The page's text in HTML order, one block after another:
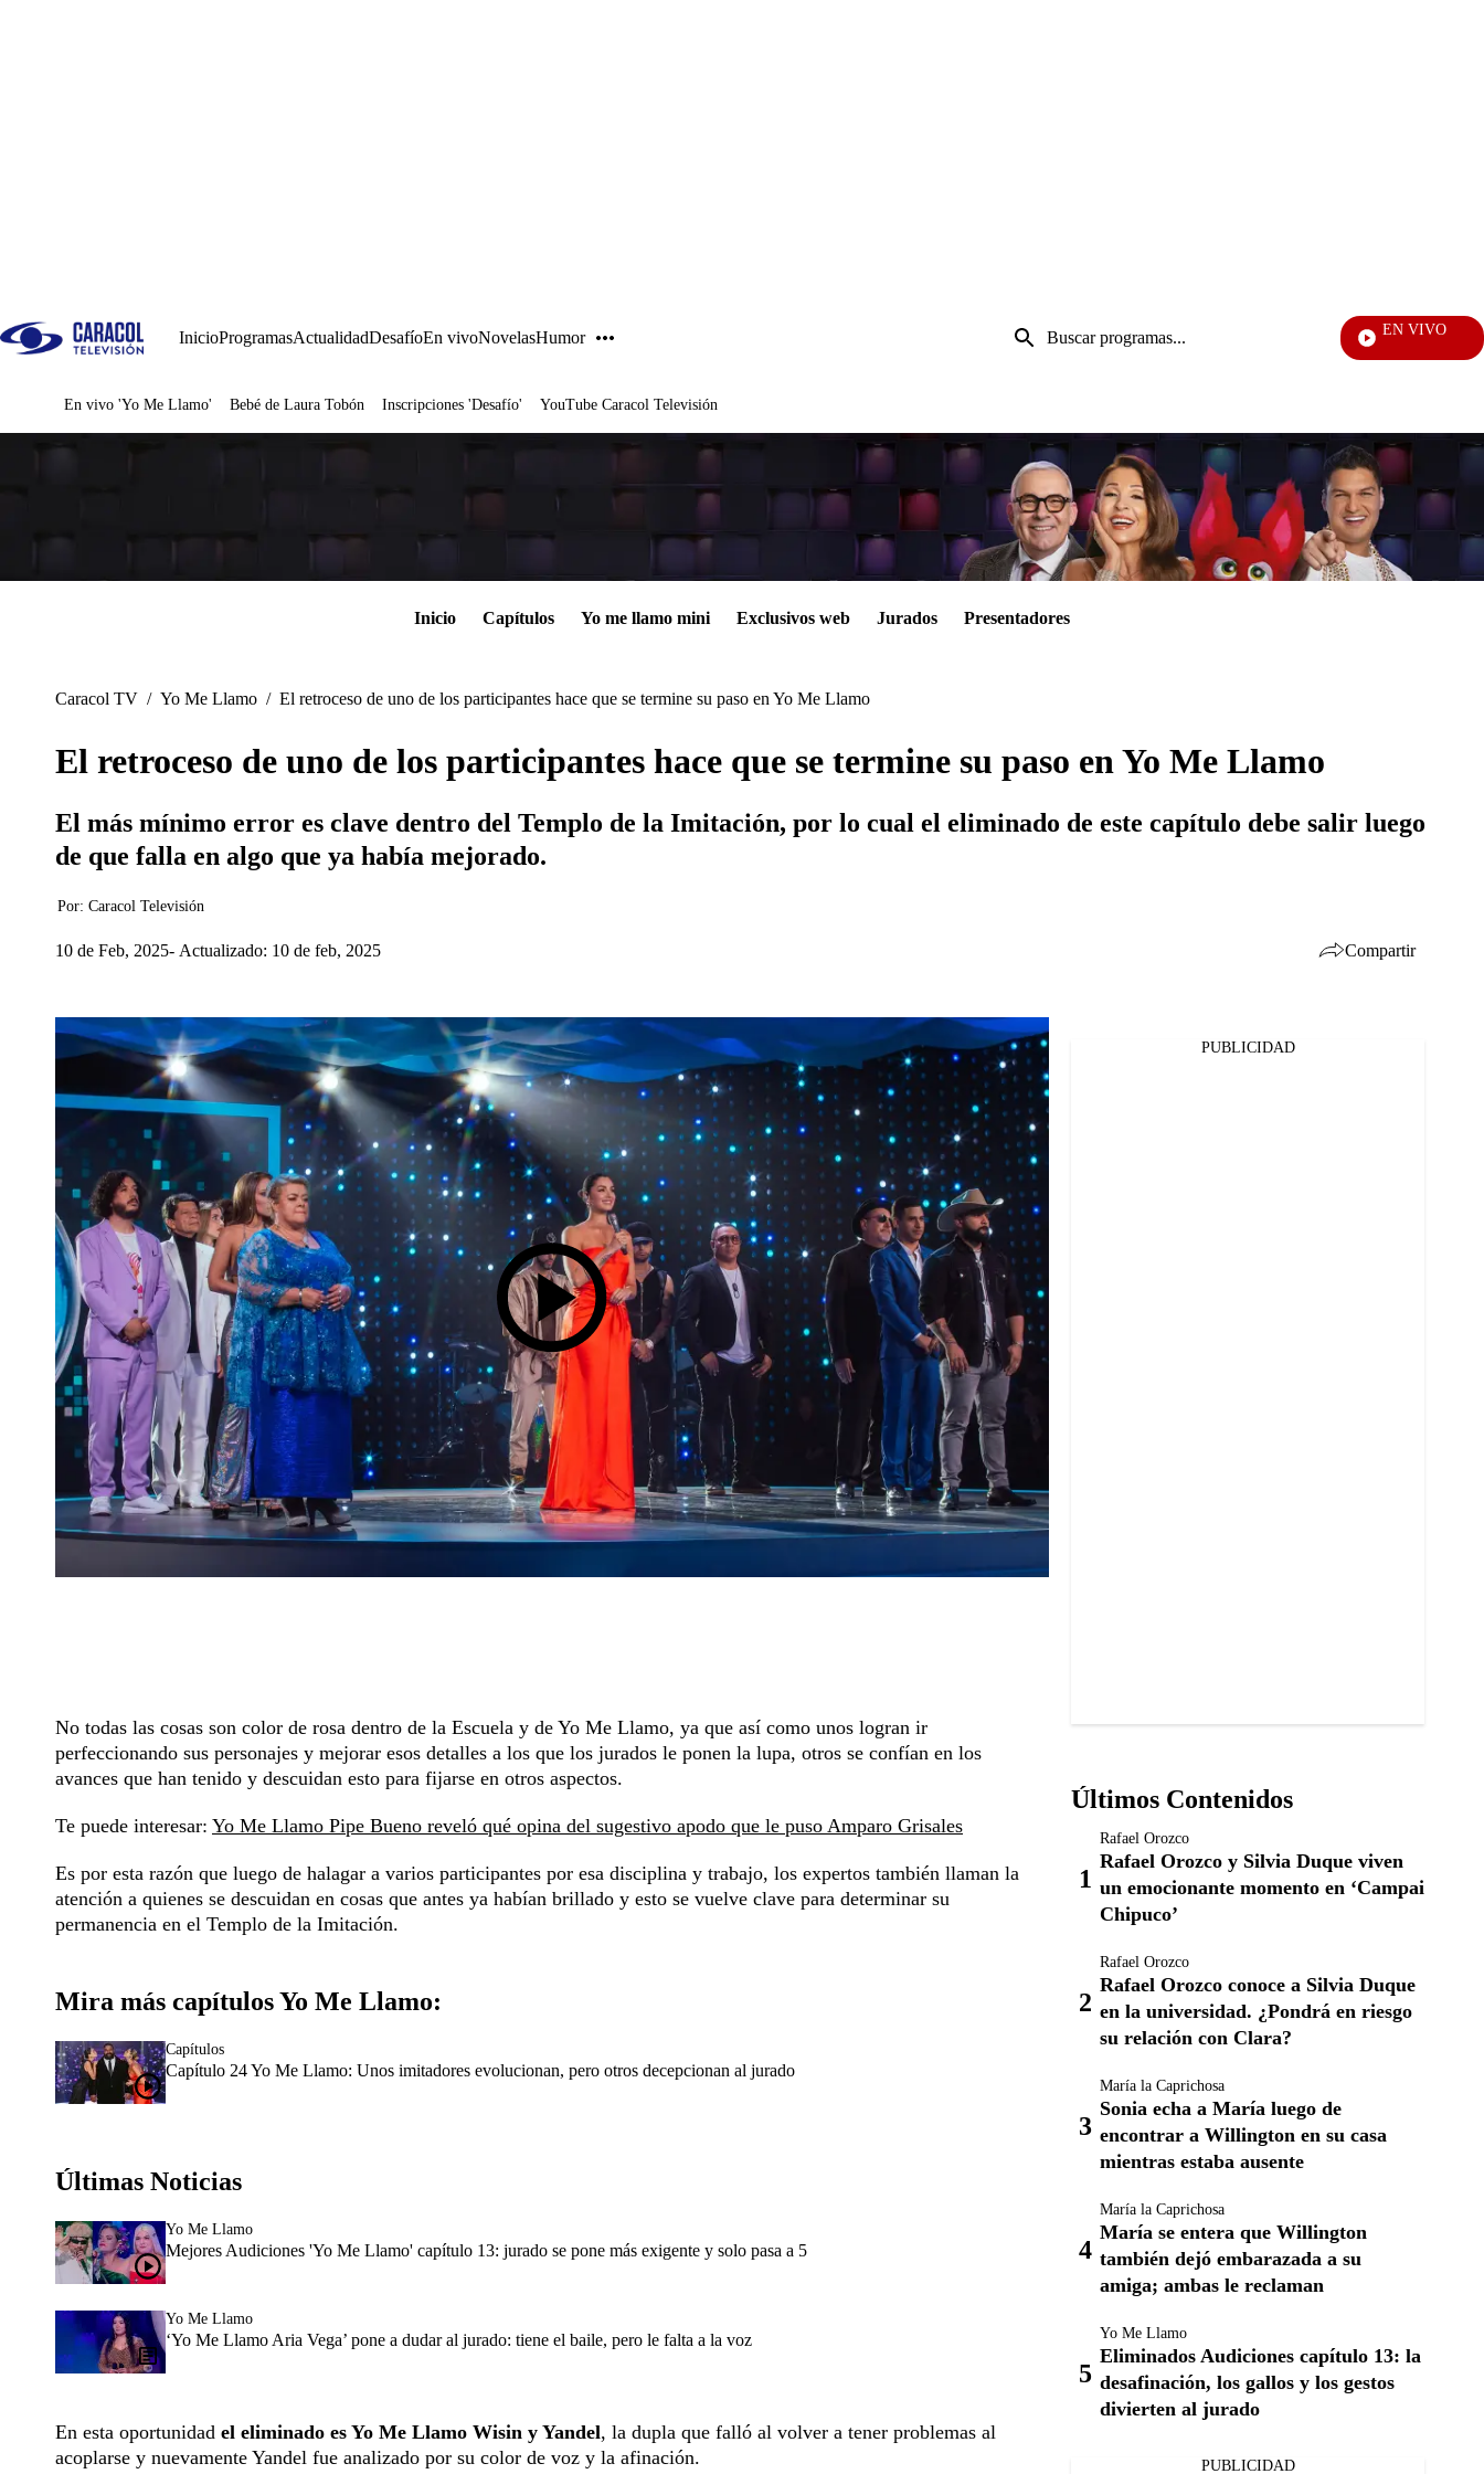
InicioProgramasActualidadDesafíoEn vivoNovelasHumor
Entrada
de
EN VIVO
Juegos
En vivo 'Yo Me Llamo' Bebé de Laura Tobón Inscripciones 'Desafío' YouTube Caracol Televisión
Inicio Capítulos Yo me llamo mini Exclusivos web Jurados Presentadores
Caracol TV / Yo Me Llamo / El retroceso de uno de los participantes hace que se termine su paso en Yo Me Llamo
El retroceso de uno de los participantes hace que se termine su paso en Yo Me Llamo
El más mínimo error es clave dentro del Templo de la Imitación, por lo cual el eliminado de este capítulo debe salir luego
de que falla en algo que ya había mejorado.
Por: Caracol Televisión
10 de Feb, 2025 Actualizado: 10 de feb, 2025 Compartir
Facebook
Twitter
Whatsapp
No todas las cosas son color de rosa dentro de la Escuela y de Yo Me Llamo, ya que así como unos logran ir
perfeccionando sus personajes y mejorar esos detalles a los que los jurados le ponen la lupa, otros se confían en los
avances que han tenido y descuidan esto para fijarse en otros aspectos.
Te puede interesar: Yo Me Llamo Pipe Bueno reveló qué opina del sugestivo apodo que le puso Amparo Grisales
Es por esta razón que luego de halagar a varios participantes por esa disciplina y trabajo, los expertos también llaman la
atención a quienes se descuidan en cosas que antes ya habían brillado y esto se vuelve clave para determinar su
permanencia en el Templo de la Imitación.
Mira más capítulos Yo Me Llamo:
Capítulos
Capítulo 24 Yo Me Llamo: Unos imitadores evolucionan, pero otros decepcionan al jurado
Últimas Noticias
Yo Me Llamo
Mejores Audiciones 'Yo Me Llamo' capítulo 13: jurado se pone más exigente y solo pasa a 5
Yo Me Llamo
‘Yo Me Llamo Aria Vega’ pone a dudar al jurado: tiene el baile, pero le falta a la voz
En esta oportunidad el eliminado es Yo Me Llamo Wisin y Yandel, la dupla que falló al volver a tener problemas al
acoplarse y nuevamente Yandel fue analizado por su color de voz y la afinación.
PUBLICIDAD
Últimos Contenidos
Rafael Orozco
Rafael Orozco y Silvia Duque viven
un emocionante momento en ‘Campai
Chipuco’
Rafael Orozco
Rafael Orozco conoce a Silvia Duque
en la universidad. ¿Pondrá en riesgo
su relación con Clara?
María la Caprichosa
Sonia echa a María luego de
encontrar a Willington en su casa
mientras estaba ausente
María la Caprichosa
María se entera que Willington
también dejó embarazada a su
amiga; ambas le reclaman
Yo Me Llamo
Eliminados Audiciones capítulo 13: la
desafinación, los gallos y los gestos
divierten al jurado
PUBLICIDAD